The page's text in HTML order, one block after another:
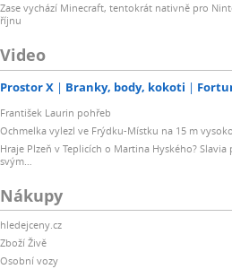
Zase vychází Minecraft, tentokrát nativně pro
říjnu
Video
Prostor X Branky, body, kokoti
František Laurin pohřeb
Ochmelka vylezl ve Frýdku-Místku na 15 m
Hraje Plzeň v Teplicích o Martina Hyského?
svým…
Nákupy
hledejceny.cz
Zboží Živě
Osobní vozy